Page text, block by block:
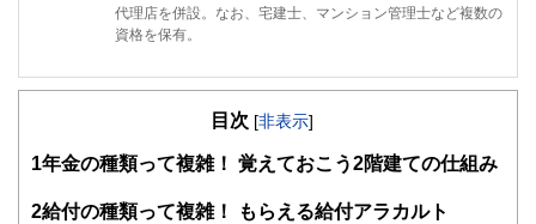
代理店を併設。なお、宅建士、マンション管理士など複数の
資格を保有。
目次 [非表示]
1 年金の種類って複雑！ 覚えておこう2階建ての仕組み
2給付の種類って複雑！ もらえる給付アラカルト